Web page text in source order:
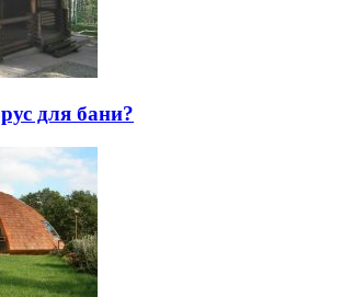
для бани?